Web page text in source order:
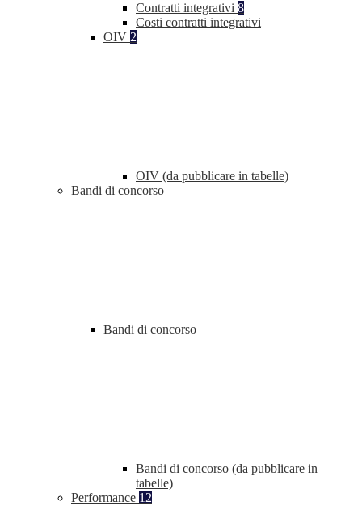
Contratti integrativi 8
Costi contratti integrativi
OIV 2
OIV (da pubblicare in tabelle)
Bandi di concorso
Bandi di concorso
Bandi di concorso (da pubblicare in
tabelle)
Performance 12